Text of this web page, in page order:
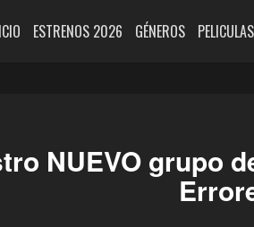
ESTRENOS 2026 GÉNEROS PELICULAS
NUEVO grupo